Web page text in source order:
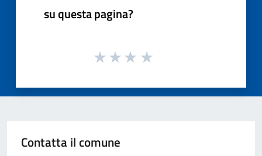
su questa pagina?
Contatta il comune